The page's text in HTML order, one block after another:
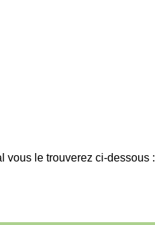
vous le trouverez ci-dessous :